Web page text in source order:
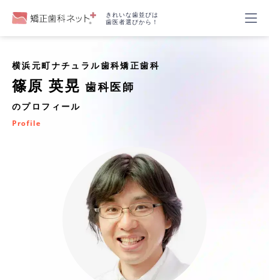
きれいな歯並びは
歯医者選びから！
横浜元町ナチュラル歯科矯正歯科
篠原 英晃歯科医師
のプロフィール
Profile